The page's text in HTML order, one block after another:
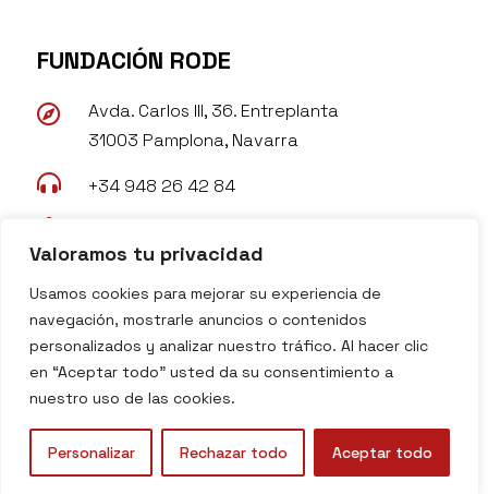
Valoramos tu privacidad
Usamos cookies para mejorar su experiencia de
navegación, mostrarle anuncios o contenidos
personalizados y analizar nuestro tráfico. Al hacer clic
en “Aceptar todo” usted da su consentimiento a
nuestro uso de las cookies.
Personalizar Rechazar todo Aceptar todo
FUNDACIÓN RODE

Avda. Carlos III, 36. Entreplanta
31003 Pamplona, Navarra
 +34 948 26 42 84
derechos reservados